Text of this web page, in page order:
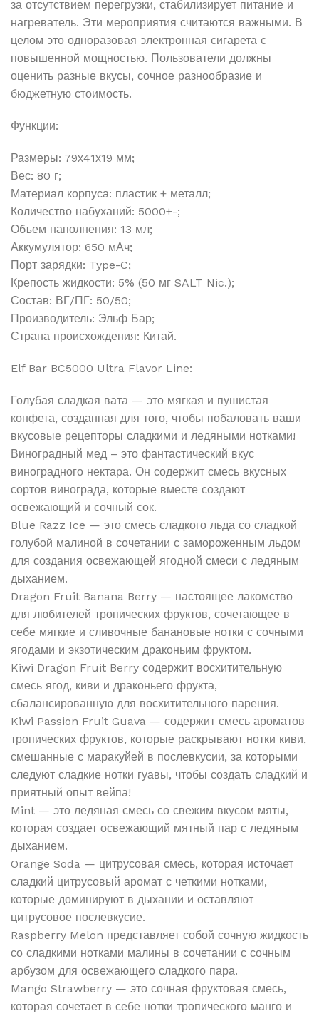
за отсутствием перегрузки, стабилизирует питание и
нагреватель. Эти мероприятия считаются важными. В
целом это одноразовая электронная сигарета с
повышенной мощностью. Пользователи должны
оценить разные вкусы, сочное разнообразие и
бюджетную стоимость.
Функции:
Размеры: 79х41х19 мм;
Вес: 80 г;
Материал корпуса: пластик + металл;
Количество набуханий: 5000+-;
Объем наполнения: 13 мл;
Аккумулятор: 650 мАч;
Порт зарядки: Type-C;
Крепость жидкости: 5% (50 мг SALT Nic.);
Состав: ВГ/ПГ: 50/50;
Производитель: Эльф Бар;
Страна происхождения: Китай.
Elf Bar BC5000 Ultra Flavor Line:
Голубая сладкая вата — это мягкая и пушистая
конфета, созданная для того, чтобы побаловать ваши
вкусовые рецепторы сладкими и ледяными нотками!
Виноградный мед – это фантастический вкус
виноградного нектара. Он содержит смесь вкусных
сортов винограда, которые вместе создают
освежающий и сочный сок.
Blue Razz Ice — это смесь сладкого льда со сладкой
голубой малиной в сочетании с замороженным льдом
для создания освежающей ягодной смеси с ледяным
дыханием.
Dragon Fruit Banana Berry — настоящее лакомство
для любителей тропических фруктов, сочетающее в
себе мягкие и сливочные банановые нотки с сочными
ягодами и экзотическим драконьим фруктом.
Kiwi Dragon Fruit Berry содержит восхитительную
смесь ягод, киви и драконьего фрукта,
сбалансированную для восхитительного парения.
Kiwi Passion Fruit Guava — содержит смесь ароматов
тропических фруктов, которые раскрывают нотки киви,
смешанные с маракуйей в послевкусии, за которыми
следуют сладкие нотки гуавы, чтобы создать сладкий и
приятный опыт вейпа!
Mint — это ледяная смесь со свежим вкусом мяты,
которая создает освежающий мятный пар с ледяным
дыханием.
Orange Soda — цитрусовая смесь, которая источает
сладкий цитрусовый аромат с четкими нотками,
которые доминируют в дыхании и оставляют
цитрусовое послевкусие.
Raspberry Melon представляет собой сочную жидкость
со сладкими нотками малины в сочетании с сочным
арбузом для освежающего сладкого пара.
Mango Strawberry — это сочная фруктовая смесь,
которая сочетает в себе нотки тропического манго и